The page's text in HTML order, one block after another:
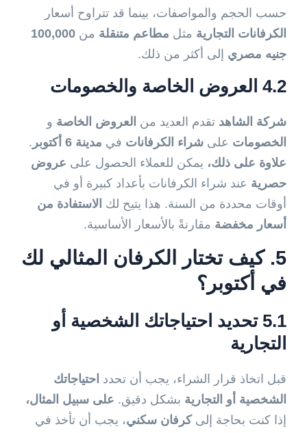
حسب الحجم والمواصفات، بينما قد تتراوح أسعار
الكرفانات التجارية مثل مطاعم متنقلة من 100,000
جنيه مصري إلى أكثر من ذلك.
4.2 العروض الخاصة والخصومات
شركة الشاهد تقدم العديد من العروض الخاصة و
الخصومات على شراء الكرفانات في مدينة 6 أكتوبر
.
علاوة على ذلك، يمكن للعملاء الحصول على عروض
حصرية عند شراء الكرفانات بأعداد كبيرة أو في
أوقات محددة من السنة. هذا يتيح لك الاستفادة من
أسعار مخفضة مقارنةً بالأسعار الأساسية.
5. كيف تختار الكرفان المثالي لك
في أكتوبر؟
5.1 تحديد احتياجاتك الشخصية أو
التجارية
قبل اتخاذ قرار الشراء، يجب أن تحدد احتياجاتك
الشخصية أو التجارية بشكل دقيق. على سبيل المثال،
إذا كنت بحاجة إلىكرفان سكني، يجب أن تأخذ في